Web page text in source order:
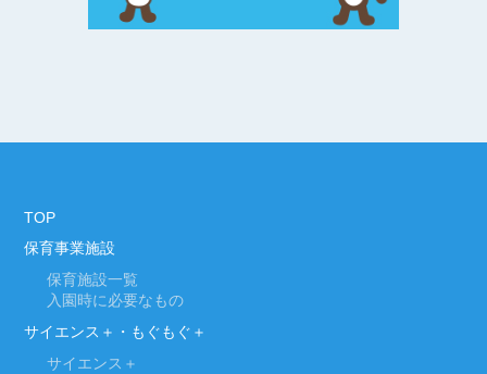
TOP
保育事業施設
保育施設一覧
入園時に必要なもの
サイエンス＋・もぐもぐ＋
サイエンス＋